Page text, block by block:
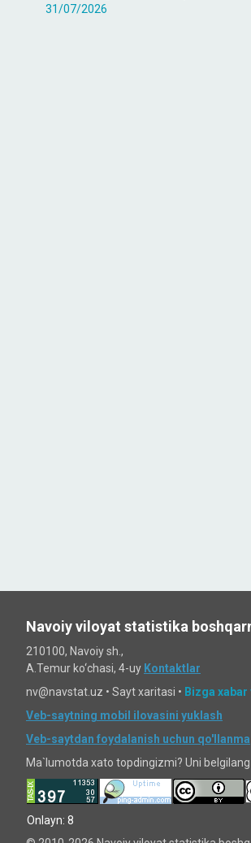
31/07/2026
Navoiy viloyat statistika
210100, Navoiy sh.,
A.Temur ko‘chаsi, 4-uy Kontaktlar
nv@navstat.uz • Sayt xaritasi • Bizga
Veb-saytning mobil ilovasini yuklash
Veb-saytdan foydalanish uchun qo'llanma
Ma`lumotda xato topdingizmi? Uni
Onlayn: 8